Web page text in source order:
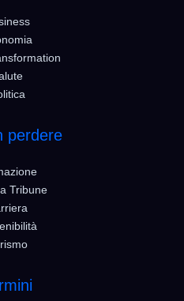
perdere
Tribune